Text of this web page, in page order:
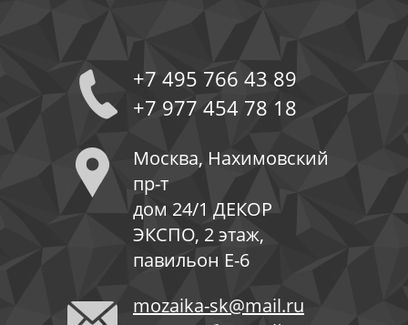
+7 495 766 43 89
+7 977 454 78 18
Москва, Нахимовский
пр-т
дом 24/1 ДЕКОР
ЭКСПО, 2 этаж,
павильон Е-6
mozaika-sk@mail.ru